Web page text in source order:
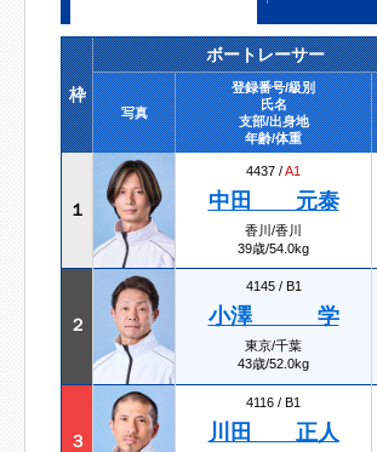
枠
ボートレーサー
写真
登録番号/級別
氏名
支部/出身地
年齢/体重
１
4437 /A1
中田 元泰
香川/香川
39歳/54.0kg
２
4145 / B1
小澤 学
東京/千葉
43歳/52.0kg
３
4116 / B1
川田 正人